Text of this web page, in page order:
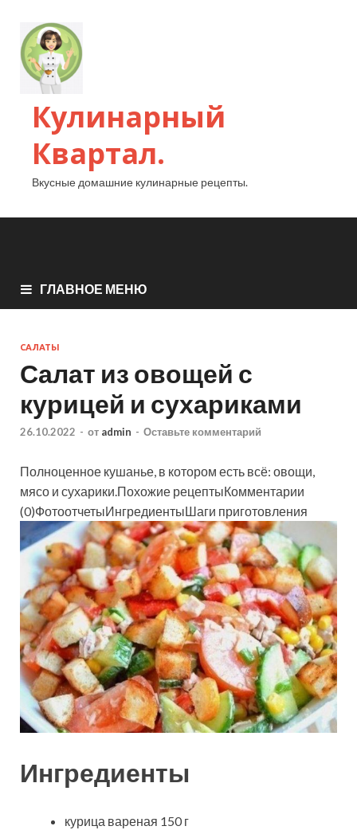
Кулинарный
Квартал.
Вкусные домашние кулинарные рецепты.
ГЛАВНОЕ МЕНЮ
САЛАТЫ
Салат из овощей с
курицей и сухариками
26.10.2022 - от admin - Оставьте комментарий
Полноценное кушанье, в котором есть всё: овощи,
мясо и сухарики.Похожие рецептыКомментарии
(0)ФотоотчетыИнгредиентыШаги приготовления
Ингредиенты
курица вареная 150 г